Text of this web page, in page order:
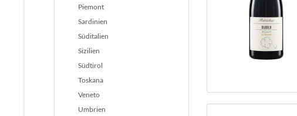
Piemont
Sardinien
Süditalien
Sizilien
Südtirol
Toskana
Veneto
Umbrien